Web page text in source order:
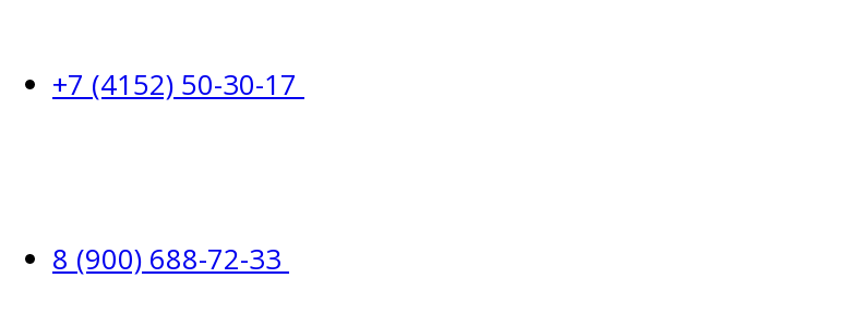
+7 (4152) 50-30-17
8 (900) 688-72-33